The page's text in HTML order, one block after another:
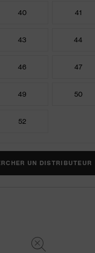
40 41
43 44
46 47
49 50
52
UN DISTRIBUTEUR